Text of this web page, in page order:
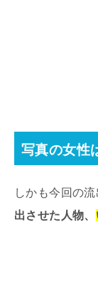
写真の女性
しかも今回の流
出させた人物、